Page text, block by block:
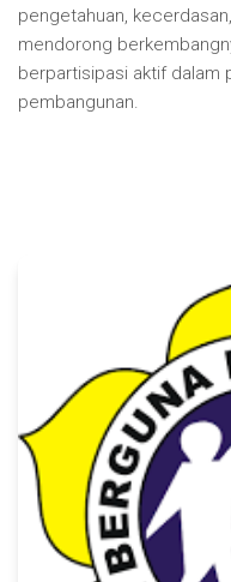
pengetahuan,
mendorong
berpartisipasi aktif dalam
pembangunan.